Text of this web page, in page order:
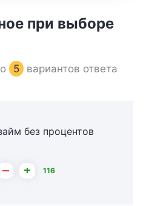
при выборе
5 вариантов ответа
без процентов
– + 116